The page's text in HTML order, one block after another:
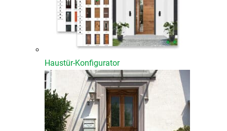
Haustür-Konfigurator